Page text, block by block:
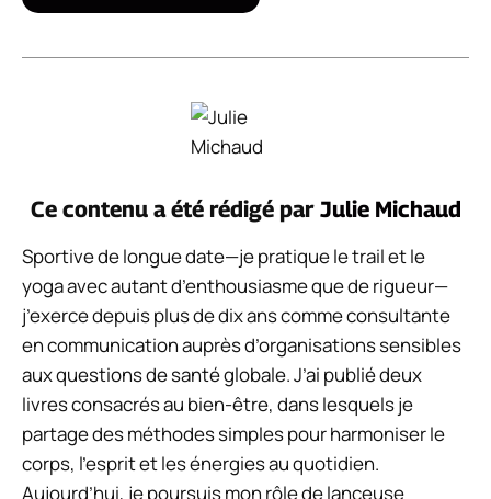
Ce contenu a été rédigé par Julie Michaud
Sportive de longue date—je pratique le trail et le
yoga avec autant d’enthousiasme que de rigueur—
j’exerce depuis plus de dix ans comme consultante
en communication auprès d’organisations sensibles
aux questions de santé globale. J’ai publié deux
livres consacrés au bien-être, dans lesquels je
partage des méthodes simples pour harmoniser le
corps, l’esprit et les énergies au quotidien.
Aujourd’hui, je poursuis mon rôle de lanceuse